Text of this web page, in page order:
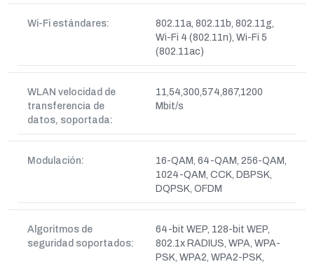
Wi-Fi estándares:
802.11a, 802.11b, 802.11g,
Wi-Fi 4 (802.11n), Wi-Fi 5
(802.11ac)
WLAN velocidad de
transferencia de
datos, soportada:
11,54,300,574,867,1200
Mbit/s
Modulación:
16-QAM, 64-QAM, 256-QAM,
1024-QAM, CCK, DBPSK,
DQPSK, OFDM
Algoritmos de
seguridad soportados:
64-bit WEP, 128-bit WEP,
802.1x RADIUS, WPA, WPA-
PSK, WPA2, WPA2-PSK,